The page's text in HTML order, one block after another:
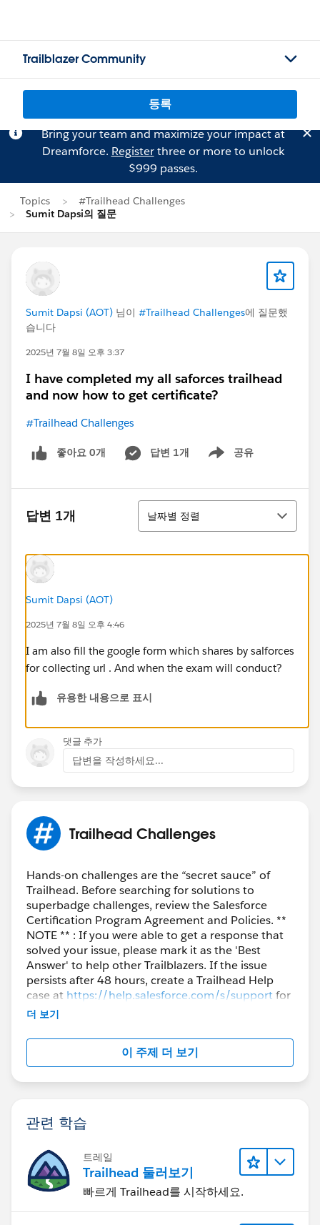
Trailblazer Community
등록
Bring your team and maximize your impact at
Dreamforce. Registerthree or more to unlock
$999 passes.
Topics
#Trailhead Challenges
Sumit Dapsi의 질문
Sumit Dapsi (AOT) 님이 #Trailhead Challenges에 질문했
습니다
2025년 7월 8일 오후 3:37
I have completed my all saforces trailhead
and now how to get certificate?
#Trailhead Challenges
좋아요 0개 답변 1개 공유
Show menu
답변 1개
정렬
날짜별 정렬
Sumit Dapsi (AOT)
2025년 7월 8일 오후 4:46
I am also fill the google form which shares by salforces
for collecting url . And when the exam will conduct?
유용한 내용으로 표시
댓글 추가
답변을 작성하세요...
Trailhead Challenges
Hands-on challenges are the “secret sauce” of
Trailhead. Before searching for solutions to
superbadge challenges, review the Salesforce
Certification Program Agreement and Policies. **
NOTE ** : If you were able to get a response that
solved your issue, please mark it as the 'Best
Answer' to help other Trailblazers. If the issue
persists after 48 hours, create a Trailhead Help
case at https://help.salesforce.com/s/supportfor
further assistance.
더 보기
이 주제 더 보기
관련 학습
트레일
Trailhead 둘러보기
빠르게 Trailhead를 시작하세요.